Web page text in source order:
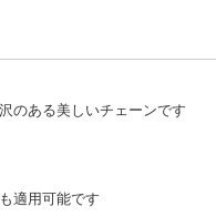
のある美しいチェーンです
適用可能です